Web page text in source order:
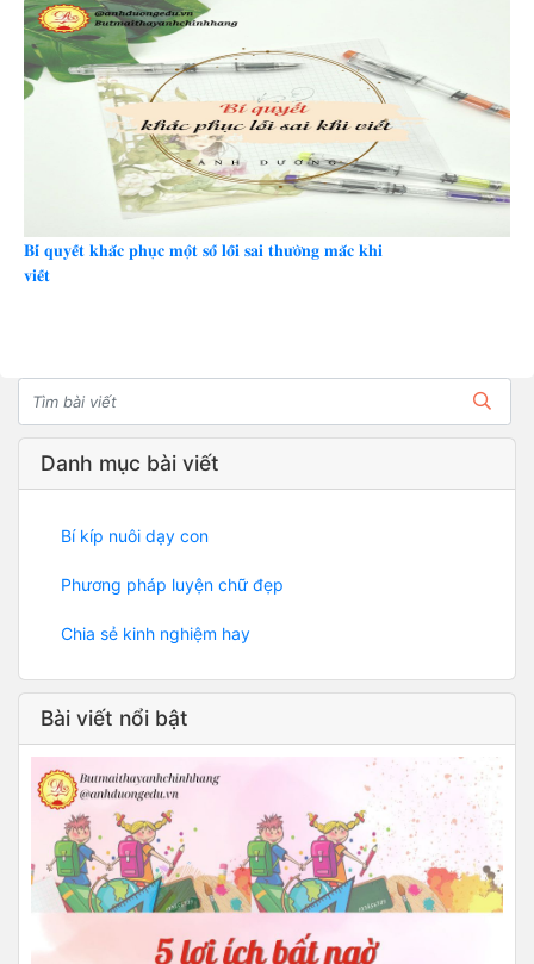
𝐁𝐢́ 𝐪𝐮𝐲𝐞̂́𝐭 𝐤𝐡𝐚̆́𝐜 𝐩𝐡𝐮̣𝐜 𝐦𝐨̣̂𝐭 𝐬𝐨̂́ 𝐥𝐨̂̃𝐢 𝐬𝐚𝐢 𝐭𝐡𝐮̛𝐨̛̀𝐧𝐠 𝐦𝐚̆́𝐜 𝐤𝐡𝐢
𝐯𝐢𝐞̂́𝐭
Danh mục bài viết
Bí kíp nuôi dạy con
Phương pháp luyện chữ đẹp
Chia sẻ kinh nghiệm hay
Bài viết nổi bật